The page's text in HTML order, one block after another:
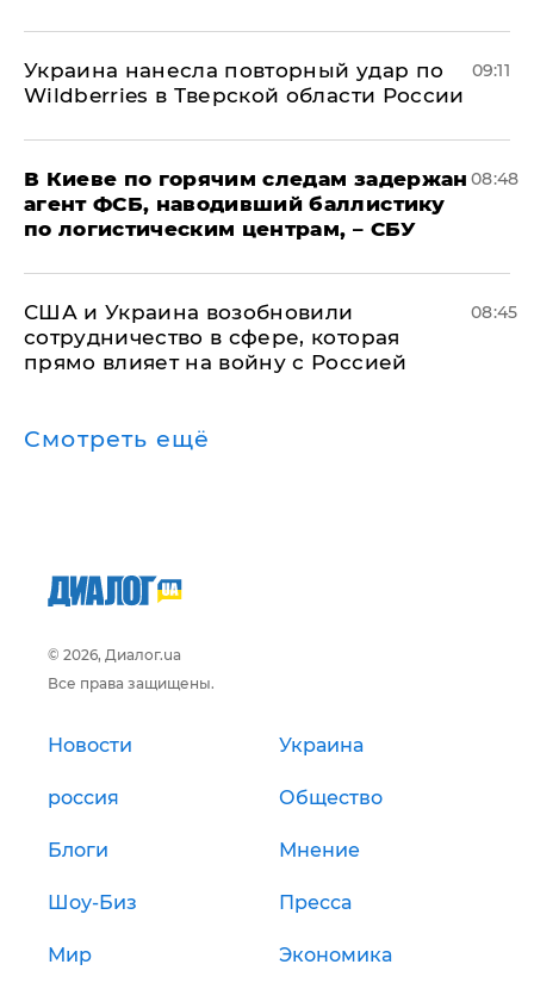
Украина нанесла повторный удар по
Wildberries в Тверской области России
09:11
В Киеве по горячим следам задержан
агент ФСБ, наводивший баллистику
по логистическим центрам, – СБУ
08:48
США и Украина возобновили
сотрудничество в сфере, которая
прямо влияет на войну с Россией
08:45
Смотреть ещё
© 2026, Диалог.ua
Все права защищены.
Новости Украина
россия Общество
Блоги Мнение
Шоу-Биз Пресса
Мир Экономика